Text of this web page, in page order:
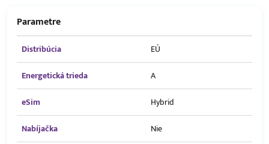
Parametre
Distribúcia
EÚ
Energetická trieda
A
eSim
Hybrid
Nabíjačka
Nie